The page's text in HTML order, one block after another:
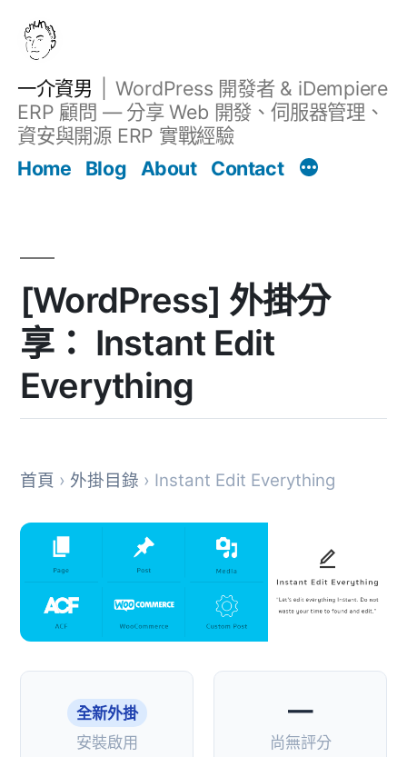
一介資男
WordPress 開發者 & iDempiere
ERP 顧問 — 分享 Web 開發、伺服器管理、
資安與開源 ERP 實戰經驗
Home
Blog About Contact
[WordPress] 外掛分
享： Instant Edit
Everything
首頁 › 外掛目錄 › Instant Edit Everything
全新外掛
安裝啟用
—
尚無評分
文章